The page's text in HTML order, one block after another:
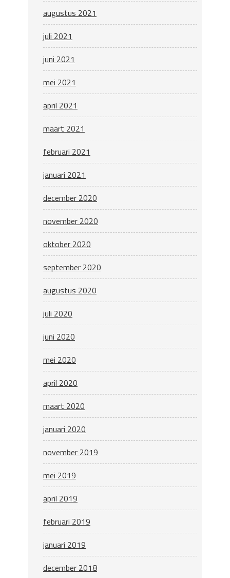
augustus 2021
juli 2021
juni 2021
mei 2021
april 2021
maart 2021
februari 2021
januari 2021
december 2020
november 2020
oktober 2020
september 2020
augustus 2020
juli 2020
juni 2020
mei 2020
april 2020
maart 2020
januari 2020
november 2019
mei 2019
april 2019
februari 2019
januari 2019
december 2018